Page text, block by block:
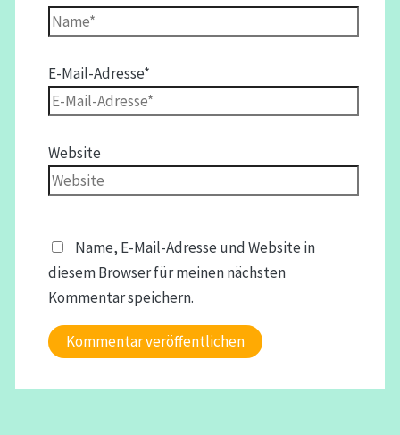
E-Mail-Adresse*
Website
Name, E-Mail-Adresse und Website in
diesem Browser für meinen nächsten
Kommentar speichern.